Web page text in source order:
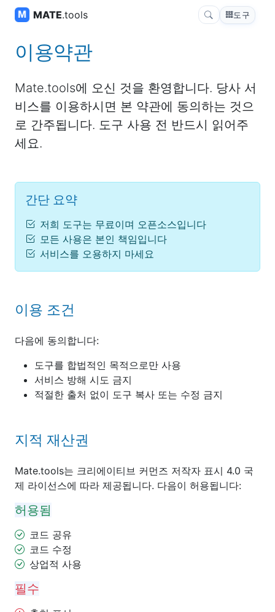
MATE.tools 도구
이용약관
Mate.tools에 오신 것을 환영합니다. 당사 서
비스를 이용하시면 본 약관에 동의하는 것으
로 간주됩니다. 도구 사용 전 반드시 읽어주
세요.
간단 요약
저희 도구는 무료이며 오픈소스입니다
모든 사용은 본인 책임입니다
서비스를 오용하지 마세요
이용 조건
다음에 동의합니다:
도구를 합법적인 목적으로만 사용
서비스 방해 시도 금지
적절한 출처 없이 도구 복사 또는 수정 금지
지적 재산권
Mate.tools는 크리에이티브 커먼즈 저작자 표시 4.0 국
제 라이선스에 따라 제공됩니다. 다음이 허용됩니다:
허용됨
코드 공유
코드 수정
상업적 사용
필수